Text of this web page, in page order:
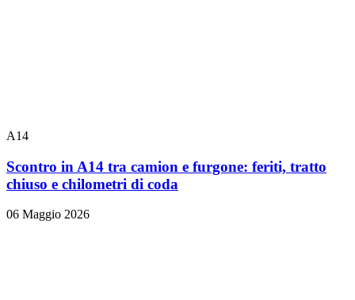
A14
Scontro in A14 tra camion e furgone: feriti, tratto
chiuso e chilometri di coda
06 Maggio 2026